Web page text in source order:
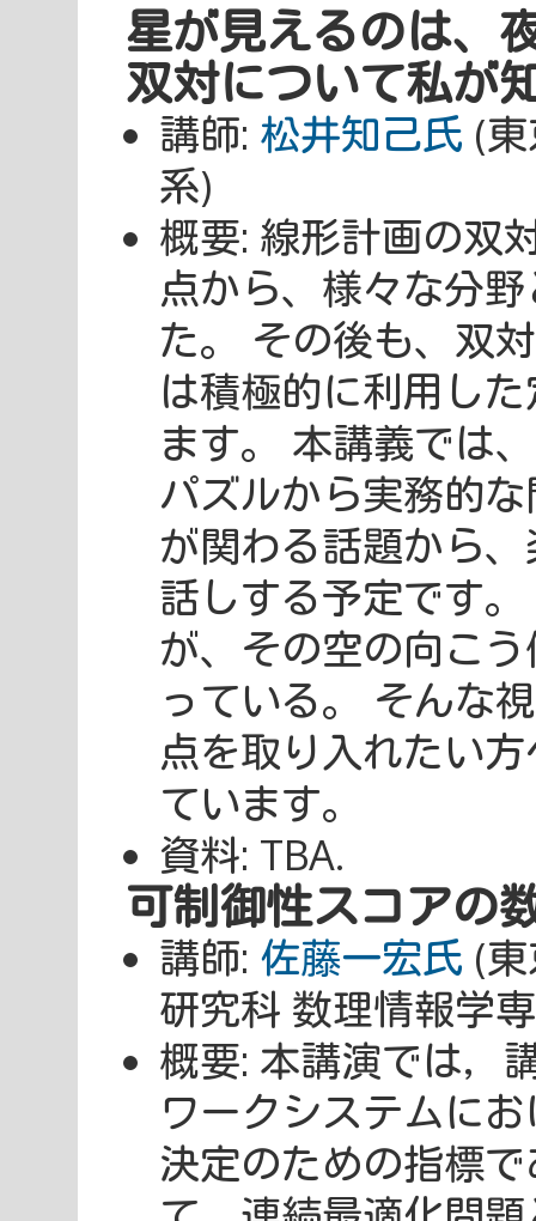
星が見えるのは、
双対について私が
講師: 松井知己氏 (
系)
概要: 線形計画の双
点から、様々な分
た。 その後も、双
は積極的に利用し
ます。 本講義では
パズルから実務的
が関わる話題から
話しする予定です
が、その空の向こ
っている。 そんな
点を取り入れたい
ています。
資料: TBA.
可制御性スコアの
講師: 佐藤一宏氏 (
研究科 数理情報学
概要: 本講演では，
ワークシステムに
決定のための指標